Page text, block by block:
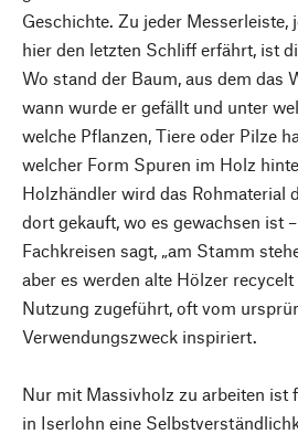
Geschichte. Zu jeder Messerleiste,
hier den letzten Schliff erfährt, ist
Wo stand der Baum, aus dem das
wann wurde er gefällt und unter
welche Pflanzen, Tiere oder Pilze
welcher Form Spuren im Holz
Holzhändler wird das Rohmaterial
dort gekauft, wo es gewachsen ist
Fachkreisen sagt, „am Stamm
aber es werden alte Hölzer
Nutzung zugeführt, oft vom
Verwendungszweck inspiriert.
Nur mit Massivholz zu arbeiten ist
in Iserlohn eine